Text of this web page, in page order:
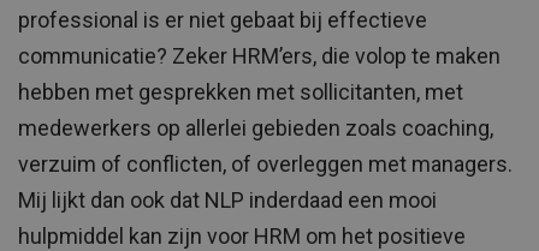
professional is er niet gebaat bij effectieve
communicatie? Zeker HRM’ers, die volop te maken
hebben met gesprekken met sollicitanten, met
medewerkers op allerlei gebieden zoals coaching,
verzuim of conflicten, of overleggen met managers.
Mij lijkt dan ook dat NLP inderdaad een mooi
hulpmiddel kan zijn voor HRM om het positieve